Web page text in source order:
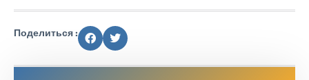
Поделиться :